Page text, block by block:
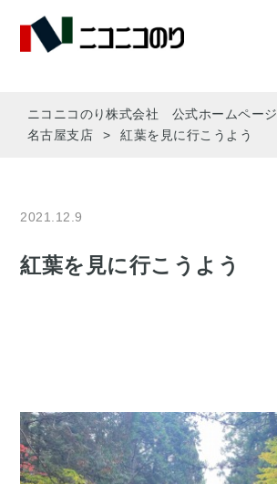
ニコニコのり株式会社 公式ホームページ
名古屋支店
紅葉を見に行こうよう
2021.12.9
紅葉を見に行こうよう